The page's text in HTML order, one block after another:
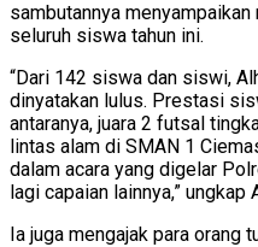
sambutannya
seluruh siswa tahun ini.
“Dari 142 siswa dan siswi,
dinyatakan lulus. Prestasi
antaranya, juara 2 futsal
lintas alam di SMAN 1
dalam acara yang digelar
lagi capaian lainnya,” ungkap
Ia juga mengajak para orang